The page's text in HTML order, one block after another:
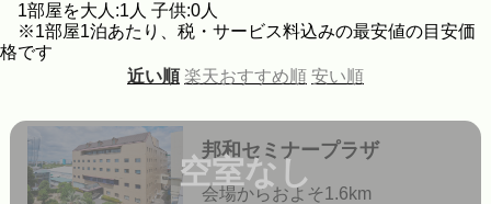
1部屋を大人:1人 子供:0人
※1部屋1泊あたり、税・サービス料込みの最安値の目安価
格です
近い順 楽天おすすめ順 安い順
空室なし
邦和セミナープラザ
会場からおよそ1.6km